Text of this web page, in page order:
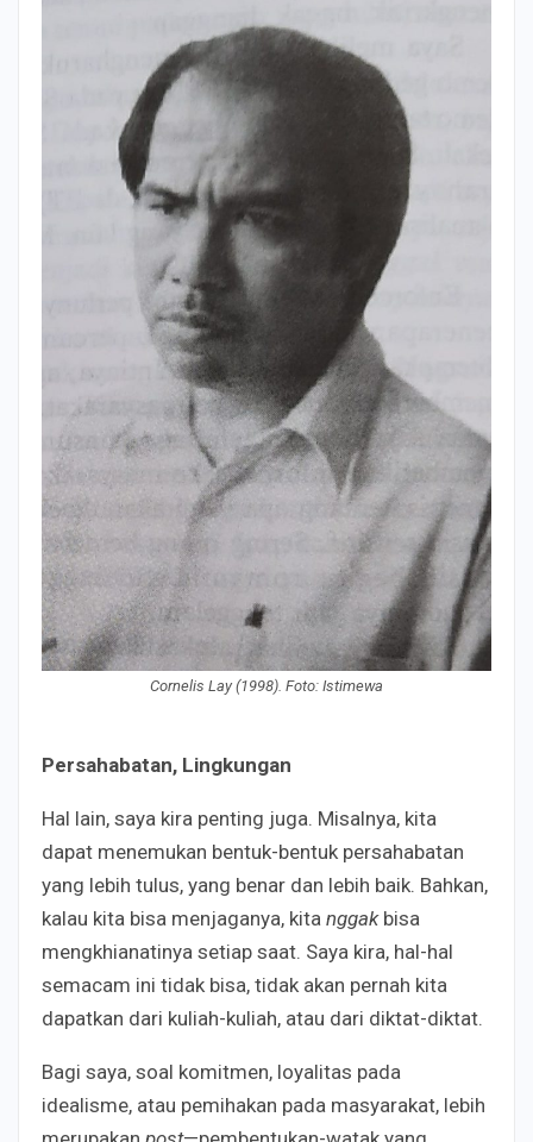
Cornelis Lay (1998). Foto: Istimewa
Persahabatan, Lingkungan
Hal lain, saya kira penting juga. Misalnya, kita
dapat menemukan bentuk-bentuk persahabatan
yang lebih tulus, yang benar dan lebih baik. Bahkan,
kalau kita bisa menjaganya, kita nggakbisa
mengkhianatinya setiap saat. Saya kira, hal-hal
semacam ini tidak bisa, tidak akan pernah kita
dapatkan dari kuliah-kuliah, atau dari diktat-diktat.
Bagi saya, soal komitmen, loyalitas pada
idealisme, atau pemihakan pada masyarakat, lebih